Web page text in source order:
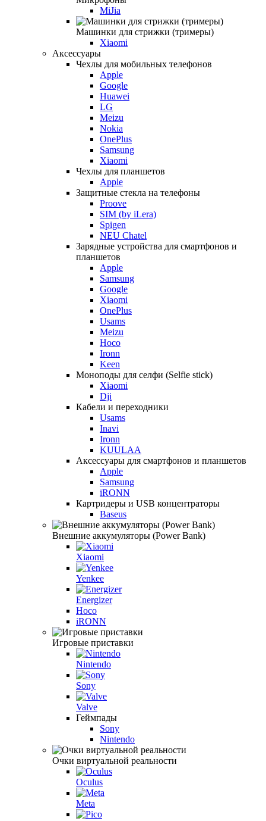
MiJia
Машинки для стрижки (тримеры)
Xiaomi
Аксессуары
Чехлы для мобильных телефонов
Apple
Google
Huawei
LG
Meizu
Nokia
OnePlus
Samsung
Xiaomi
Чехлы для планшетов
Apple
Защитные стекла на телефоны
Proove
SIM (by iLera)
Spigen
NEU Chatel
Зарядные устройства для смартфонов и
планшетов
Apple
Samsung
Google
Xiaomi
OnePlus
Usams
Meizu
Hoco
Ironn
Keen
Моноподы для селфи (Selfie stick)
Xiaomi
Dji
Кабели и переходники
Usams
Inavi
Ironn
KUULAA
Аксессуары для смартфонов и планшетов
Apple
Samsung
iRONN
Картридеры и USB концентраторы
Baseus
Внешние аккумуляторы (Power Bank)
Xiaomi
Yenkee
Energizer
Hoco
iRONN
Игровые приставки
Nintendo
Sony
Valve
Геймпады
Sony
Nintendo
Очки виртуальной реальности
Oculus
Meta